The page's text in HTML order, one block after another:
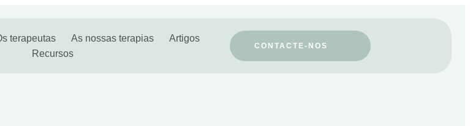
terapeutas As nossas terapias
Artigos
Recursos
CONTACTE-NOS